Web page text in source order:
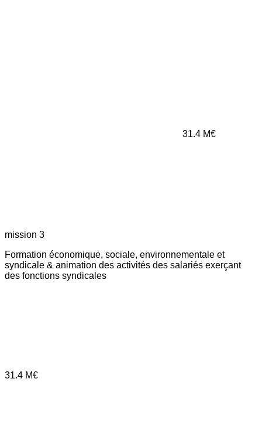
31.4 M€
mission 3
Formation économique, sociale, environnementale et
syndicale & animation des activités des salariés exerçant
des fonctions syndicales
31.4 M€